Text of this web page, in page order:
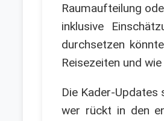
Raumaufteilung
inklusive
durchsetzen
Reisezeiten und
Die Kader-
wer rückt in den